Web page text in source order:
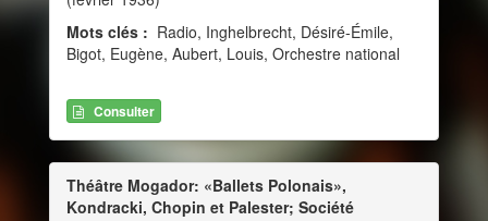
Mots clés : Radio, Inghelbrecht, Désiré-Émile,
Bigot, Eugène, Aubert, Louis, Orchestre national
Consulter
Théâtre Mogador: «Ballets Polonais»,
Kondracki, Chopin et Palester; Société